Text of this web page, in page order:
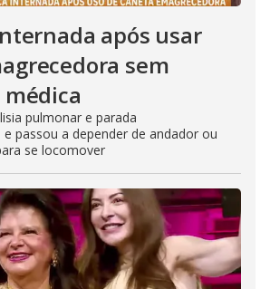
após usar
sem
pulmonar e parada
passou a depender de andador ou
se locomover